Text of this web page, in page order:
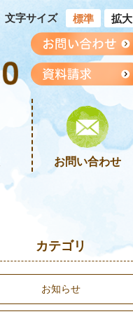
文字サイズ 標準 拡大
お問い合わせ
カテゴリ
お知らせ